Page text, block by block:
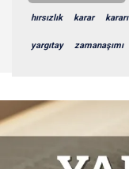
hırsızlık karar kararı
yargıtay zamanaşımı